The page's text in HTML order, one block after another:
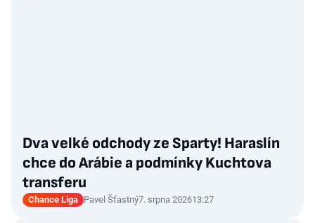
Dva velké odchody ze Sparty! Haraslín
chce do Arábie a podmínky Kuchtova
transferu
Chance Liga Pavel Šťastný7. srpna 202613:27